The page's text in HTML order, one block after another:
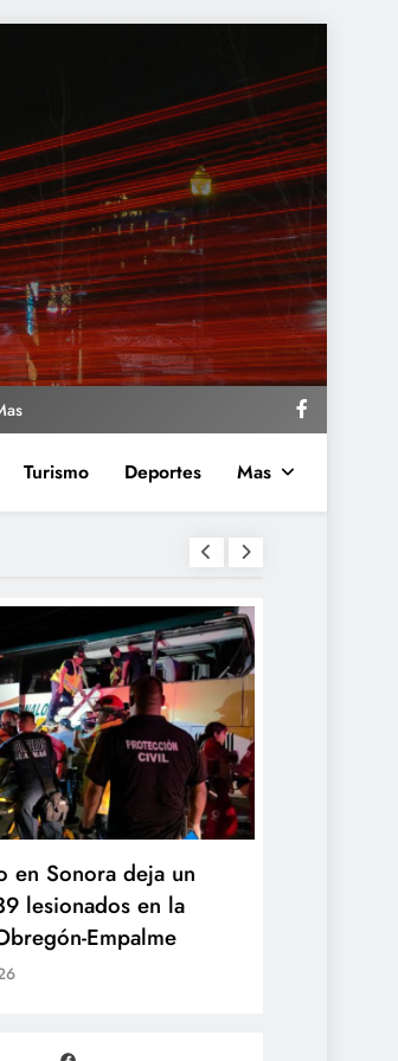
Turismo Deportes Mas
en Sonora deja un
lesionados en la
Empalme